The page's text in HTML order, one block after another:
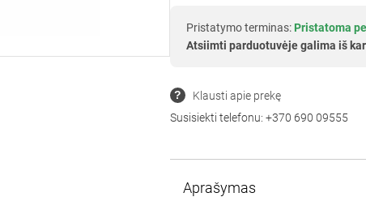
Pristatymo terminas: Pristatoma
Atsiimti parduotuvėje galima iš
Klausti apie prekę
Susisiekti telefonu: +370 690 09555
Aprašymas